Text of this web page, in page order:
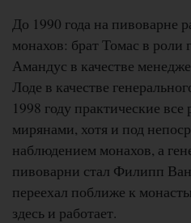
До 1990 года на пивоварне
монахов: брат Томас в роли
Амандус в качестве
Лоде в качестве
1998 году практические
мирянами, хотя и под
наблюдением монахов, а
пивоварни стал Филипп
переехал поближе к
здесь и работает.